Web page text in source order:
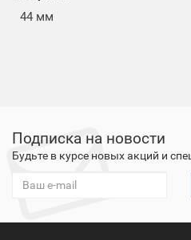
44 мм
Подписка на новости
Будьте в курсе новых акций и